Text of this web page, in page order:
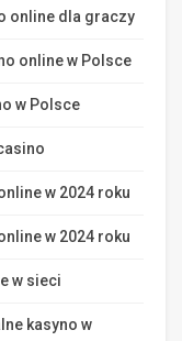
online dla graczy
online w Polsce
w Polsce
w 2024 roku
w 2024 roku
w sieci
kasyno w